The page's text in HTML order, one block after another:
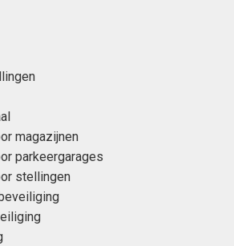
magazijnen
parkeergarages
stellingen